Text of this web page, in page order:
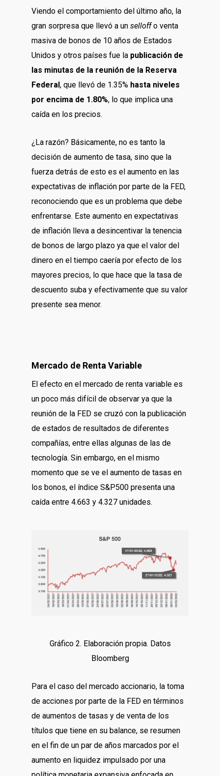
Viendo el comportamiento del último año, la
gran sorpresa que llevó a un selloffo venta
masiva de bonos de 10 años de Estados
Unidos y otros países fue la publicación de
las minutas de la reunión de la Reserva
Federal , que llevó de 1.35% hasta niveles
por encima de 1.80%, lo que implica una
caída en los precios.
¿La razón? Básicamente, no es tanto la
decisión de aumento de tasa, sino que la
fuerza detrás de esto es el aumento en las
expectativas de inflación por parte de la FED,
reconociendo que es un problema que debe
enfrentarse. Este aumento en expectativas
de inflación lleva a desincentivar la tenencia
de bonos de largo plazo ya que el valor del
dinero en el tiempo caería por efecto de los
mayores precios, lo que hace que la tasa de
descuento suba y efectivamente que su valor
presente sea menor.
Mercado de Renta Variable
El efecto en el mercado de renta variable es
un poco más difícil de observar ya que la
reunión de la FED se cruzó con la publicación
de estados de resultados de diferentes
compañías, entre ellas algunas de las de
tecnología. Sin embargo, en el mismo
momento que se ve el aumento de tasas en
los bonos, el índice S&P500 presenta una
caída entre 4.663 y 4.327 unidades.
Gráfico 2. Elaboración propia. Datos
Bloomberg
Para el caso del mercado accionario, la toma
de acciones por parte de la FED en términos
de aumentos de tasas y de venta de los
títulos que tiene en su balance, se resumen
en el fin de un par de años marcados por el
aumento en liquidez impulsado por una